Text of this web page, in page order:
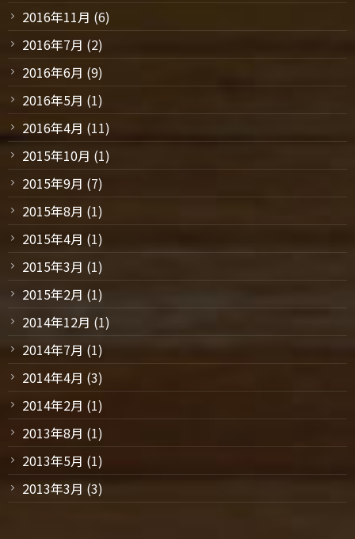
2016年11月 (6)
2016年7月 (2)
2016年6月 (9)
2016年5月 (1)
2016年4月 (11)
2015年10月 (1)
2015年9月 (7)
2015年8月 (1)
2015年4月 (1)
2015年3月 (1)
2015年2月 (1)
2014年12月 (1)
2014年7月 (1)
2014年4月 (3)
2014年2月 (1)
2013年8月 (1)
2013年5月 (1)
2013年3月 (3)